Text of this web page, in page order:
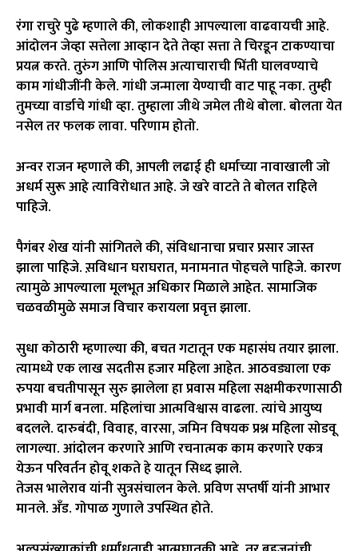
रंगा राचुरे पुढे म्हणाले की, लोकशाही आपल्याला वाढवायची आहे.
आंदोलन जेव्हा सत्तेला आव्हान देते तेव्हा सत्ता ते चिरडून टाकण्याचा
प्रयत्न करते. तुरुंग आणि पोलिस अत्याचाराची भिंती घालवण्याचे
काम गांधीजींनी केले. गांधी जन्माला येण्याची वाट पाहू नका. तुम्ही
तुमच्या वार्डाचे गांधी व्हा. तुम्हाला जीथे जमेल तीथे बोला. बोलता येत
नसेल तर फलक लावा. परिणाम होतो.
अन्वर राजन म्हणाले की, आपली लढाई ही धर्माच्या नावाखाली जो
अधर्म सुरू आहे त्याविरोधात आहे. जे खरे वाटते ते बोलत राहिले
पाहिजे.
पैगंबर शेख यांनी सांगितले की, संविधानाचा प्रचार प्रसार जास्त
झाला पाहिजे. स़विधान घराघरात, मनामनात पोहचले पाहिजे. कारण
त्यामुळे आपल्याला मूलभूत अधिकार मिळाले आहेत. सामाजिक
चळवळीमुळे समाज विचार करायला प्रवृत्त झाला.
सुधा कोठारी म्हणाल्या की, बचत गटातून एक महासंघ तयार झाला.
त्यामध्ये एक लाख सदतीस हजार महिला आहेत. आठवड्याला एक
रुपया बचतीपासून सुरु झालेला हा प्रवास महिला सक्षमीकरणासाठी
प्रभावी मार्ग बनला. महिलांचा आत्मविश्वास वाढला. त्यांचे आयुष्य
बदलले. दारुबंदी, विवाह, वारसा, जमिन विषयक प्रश्न महिला सोडवू
लागल्या. आंदोलन करणारे आणि रचनात्मक काम करणारे एकत्र
येऊन परिवर्तन होवू शकते हे यातून सिध्द झाले.
तेजस भालेराव यांनी सुत्रसंचालन केले. प्रविण सप्तर्षी यांनी आभार
मानले. अँड. गोपाळ गुणाले उपस्थित होते.